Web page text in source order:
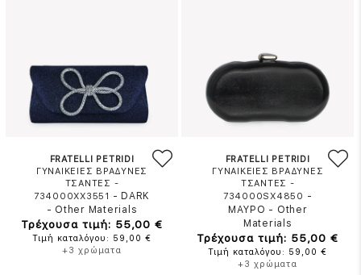
FRATELLI PETRIDI
ΓΥΝΑΙΚΕΙΕΣ ΒΡΑΔΥΝΕΣ
ΤΣΑΝΤΕΣ -
734000XX3551 - DARK
- Other Materials
Τρέχουσα τιμή: 55,00 €
Τιμή καταλόγου: 59,00 €
+3 χρώματα
FRATELLI PETRIDI
ΓΥΝΑΙΚΕΙΕΣ ΒΡΑΔΥΝΕΣ
ΤΣΑΝΤΕΣ -
734000SX4850 -
ΜΑΥΡΟ - Other
Materials
Τρέχουσα τιμή: 55,00 €
Τιμή καταλόγου: 59,00 €
+3 χρώματα